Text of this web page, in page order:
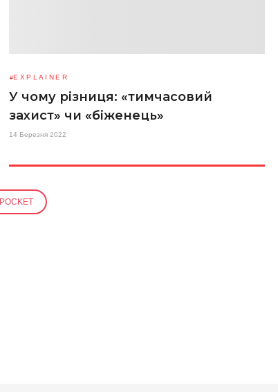
EXPLAINER
У чому різниця: «тимчасовий
захист» чи «біженець»
14 Березня 2022
POCKET